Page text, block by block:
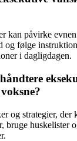
kan påvirke
og følge
i dagligdagen.
og strategier, der
bruge huskelister